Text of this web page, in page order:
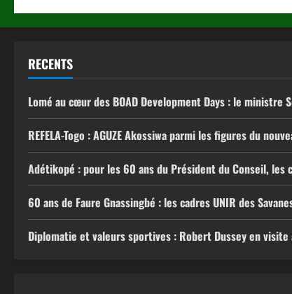
RECENTS
Lomé au cœur des BOAD Development Days : le ministre
REFELA-Togo : AGUZE Akossiwa parmi les figures du
Adétikopé : pour les 60 ans du Président du Conseil, les
60 ans de Faure Gnassingbé : les cadres UNIR des
Diplomatie et valeurs sportives : Robert Dussey en